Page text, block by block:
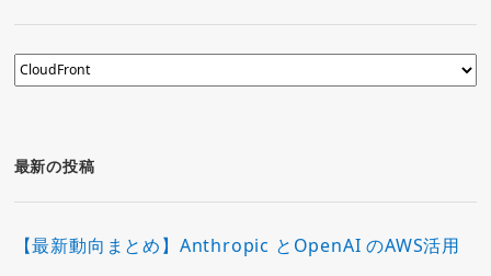
カ
テ
ー
最新の投稿
【最新動向まとめ】Anthropic とOpenAI のAWS活用